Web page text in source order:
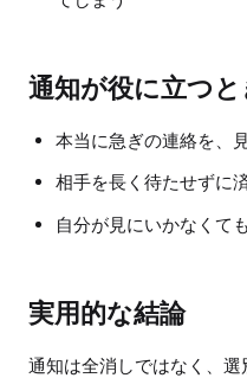
通知が役に立つと
本当に急ぎの連絡を、
相手を長く待たせずに
自分が見にいかなくて
実用的な結論
通知は全消しではなく、選